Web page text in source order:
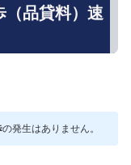
（品貸料）速
の発生はありません。